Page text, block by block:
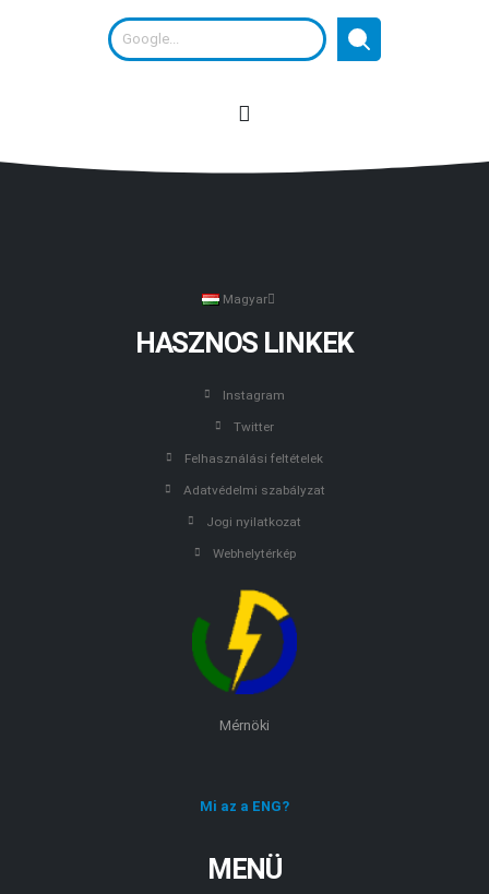
Magyar
HASZNOS LINKEK
Instagram
Twitter
Felhasználási feltételek
Adatvédelmi szabályzat
Jogi nyilatkozat
Webhelytérkép
Mérnöki
Mi az a ENG?
MENÜ